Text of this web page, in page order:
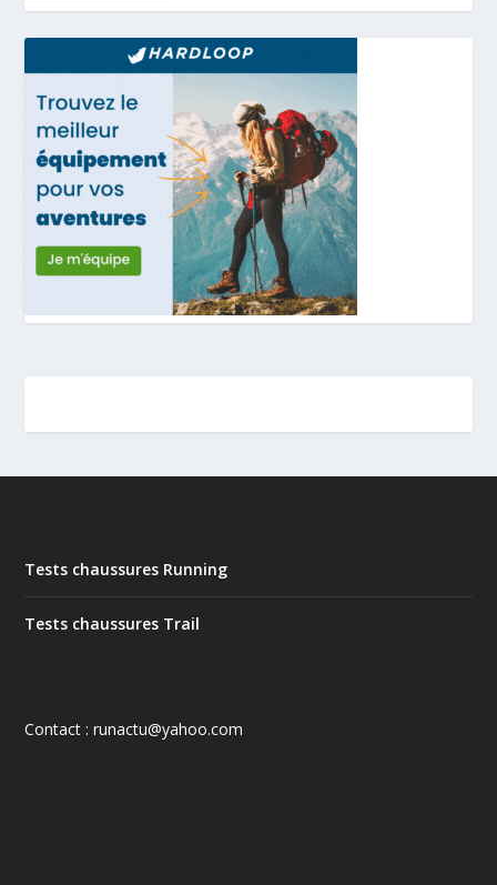
Tests chaussures Running
Tests chaussures Trail
Contact : runactu@yahoo.com